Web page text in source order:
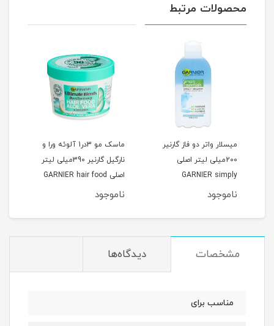
محصولات مرتبط
واتر دو فاز گارنیر
200میلی لیتر اصلی
GARNIER
ماسک مو 3در1 آلوئه ورا و
نارگیل گارنیر 390میلی لیتر
اصلی GARNIER hair food
ژل شستشوی
طراوت بخش
150 میل
مشخصات دیدگاه‌ها
مناسب برای